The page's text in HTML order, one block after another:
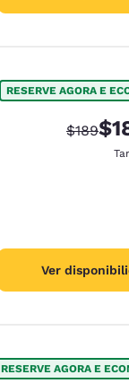
RESERVE AGORA E
Tarifa
$189
Ver
RESERVE AGORA E